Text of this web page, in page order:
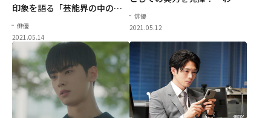
印象を語る「芸能界の中のオ
アシスみたいな存在です」
俳優
2021.05.14
ナギ」が視聴者の心をつかん
だ理由
俳優
2021.05.12